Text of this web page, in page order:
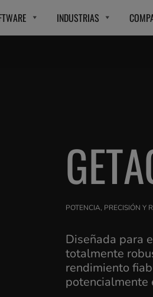
INDUSTRIAS
POTENCIA, PRECISIÓN Y
Diseñada para
totalmente
rendimiento
potencialmente